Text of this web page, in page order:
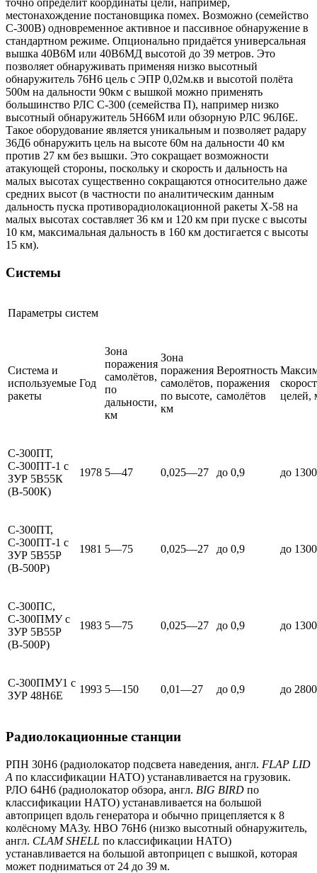
точно определит координаты цели, например,
местонахождение постановщика помех. Возможно (семейство
С-300В) одновременное активное и пассивное обнаружение в
стандартном режиме. Опционально придаётся универсальная
вышка 40В6М или 40В6МД высотой до 39 метров. Это
позволяет обнаруживать применяя низко высотный
обнаружитель 76Н6 цель с ЭПР 0,02м.кв и высотой полёта
500м на дальности 90км с вышкой можно применять
большинство РЛС С-300 (семейства П), например низко
высотный обнаружитель 5Н66М или обзорную РЛС 96Л6Е.
Такое оборудование является уникальным и позволяет радару
36Д6 обнаружить цель на высоте 60м на дальности 40 км
против 27 км без вышки. Это сокращает возможности
атакующей стороны, поскольку и скорость и дальность на
малых высотах существенно сокращаются относительно даже
средних высот (в частности по аналитическим данным
дальность пуска противорадиолокационной ракеты Х-58 на
малых высотах составляет 36 км и 120 км при пуске с высоты
10 км, максимальная дальность в 160 км достигается с высоты
15 км).
Системы
Параметры систем
Система и
используемые
ракеты
Год
Зона
поражения
самолётов,
по
дальности,
км
Зона
поражения
самолётов,
по высоте,
км
Вероятность
поражения
самолётов
целей,
С-300ПТ,
С-300ПТ-1 с
ЗУР 5В55К
(В-500К)
1978 5—47 0,025—27 до 0,9 до 1300
С-300ПТ,
С-300ПТ-1 с
ЗУР 5В55Р
(В-500Р)
1981 5—75 0,025—27 до 0,9 до 1300
С-300ПС,
С-300ПМУ с
ЗУР 5В55Р
(В-500Р)
1983 5—75 0,025—27 до 0,9 до 1300
С-300ПМУ1 с
ЗУР 48Н6Е
1993 5—150 0,01—27 до 0,9 до 2800
Радиолокационные станции
РПН 30Н6 (радиолокатор подсвета наведения, англ. FLAP LID
A по классификации НАТО) устанавливается на грузовик.
РЛО 64Н6 (радиолокатор обзора, англ. BIG BIRD по
классификации НАТО) устанавливается на большой
автоприцеп вдоль генератора и обычно прицепляется к 8
колёсному МАЗу. НВО 76Н6 (низко высотный обнаружитель,
англ. CLAM SHELL по классификации НАТО)
устанавливается на большой автоприцеп с вышкой, которая
может подниматься от 24 до 39 м.